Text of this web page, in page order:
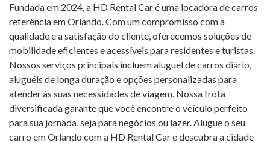
Fundada em 2024, a HD Rental Car é uma locadora de carros
referência em Orlando. Com um compromisso com a
qualidade e a satisfação do cliente, oferecemos soluções de
mobilidade eficientes e acessíveis para residentes e turistas.
Nossos serviços principais incluem aluguel de carros diário,
aluguéis de longa duração e opções personalizadas para
atender às suas necessidades de viagem. Nossa frota
diversificada garante que você encontre o veículo perfeito
para sua jornada, seja para negócios ou lazer. Alugue o seu
carro em Orlando com a HD Rental Car e descubra a cidade